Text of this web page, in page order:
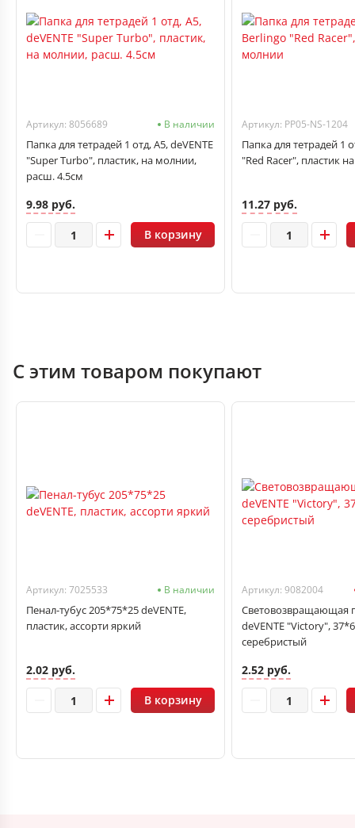
Артикул: 8056689 В наличии
Папка для тетрадей 1 отд, А5, deVENTE
"Super Turbo", пластик, на молнии,
расш. 4.5см
9.98 руб.
В корзину
Артикул: PP05-NS-1204
Папка для тетрадей 1
"Red Racer", пластик
11.27 руб.
С этим товаром покупают
Артикул: 7025533 В наличии
Пенал-тубус 205*75*25 deVENTE,
пластик, ассорти яркий
2.02 руб.
В корзину
Артикул: 9082004
Световозвращающая
deVENTE "Victory",
серебристый
2.52 руб.